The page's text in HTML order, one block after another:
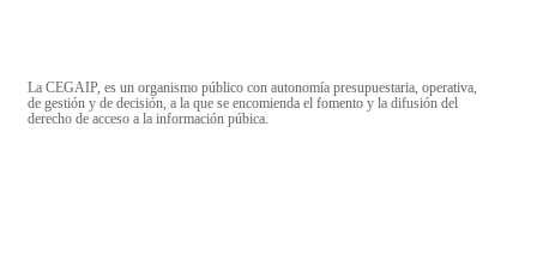
La CEGAIP, es un organismo público con autonomía presupuestaria, operativa,
de gestión y de decisión, a la que se encomienda el fomento y la difusión del
derecho de acceso a la información púbica.